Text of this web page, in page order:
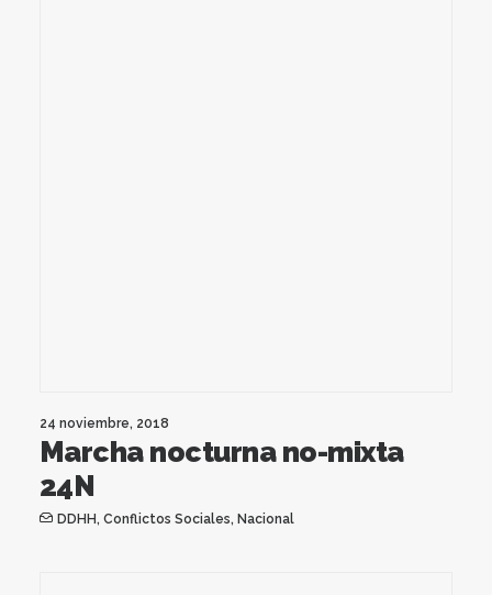
24 noviembre, 2018
Marcha nocturna no-mixta
24N
DDHH, Conflictos Sociales, Nacional